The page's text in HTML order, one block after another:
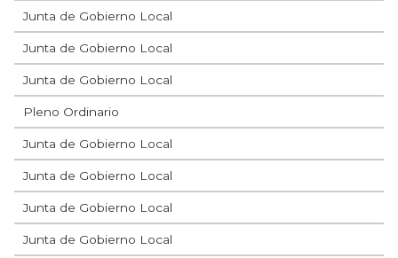
Junta de Gobierno Local
Junta de Gobierno Local
Junta de Gobierno Local
Pleno Ordinario
Junta de Gobierno Local
Junta de Gobierno Local
Junta de Gobierno Local
Junta de Gobierno Local